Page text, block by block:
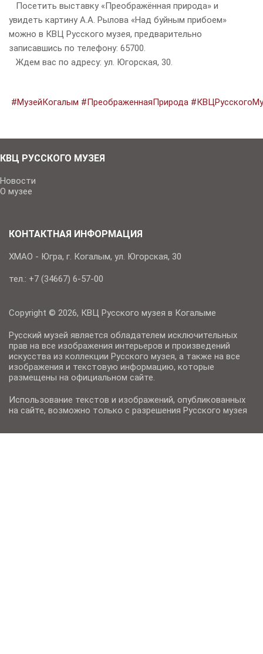
Посетить выставку «Преображённая природа» и
увидеть картину А.А. Рылова «Над буйным прибоем»
можно в КВЦ Русского музея, предварительно
записавшись по телефону: 65700.
Ждем вас по адресу: ул. Югорская, 30.
#МузейКогалым #ПреображеннаяПрирода
КВЦ РУССКОГО МУЗЕЯ
Новости
О музее
КОНТАКТНАЯ ИНФОРМАЦИЯ
ХМАО - Югра, г. Когалым, ул. Югорская, 30
тел.: +7 (34667) 6-57-00
Copyright © 2026, КВЦ Русского музея в Когалыме
Русский музей является обладателем исключительных
прав на все изображения интерьеров и произведений
искусства из коллекции Русского музея, а также на все
изображения и текстовую информацию, которые
размещены на официальном сайте.
Использование текстов и изображений, опубликованных
на сайте, возможно только с разрешения Русского музея